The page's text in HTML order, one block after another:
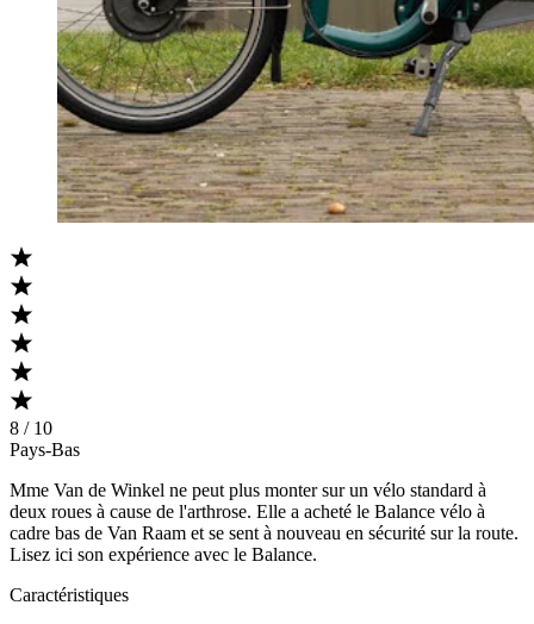
8 / 10
Pays-Bas
Mme Van de Winkel ne peut plus monter sur un vélo standard à
deux roues à cause de l'arthrose. Elle a acheté le Balance vélo à
cadre bas de Van Raam et se sent à nouveau en sécurité sur la route.
Lisez ici son expérience avec le Balance.
Caractéristiques